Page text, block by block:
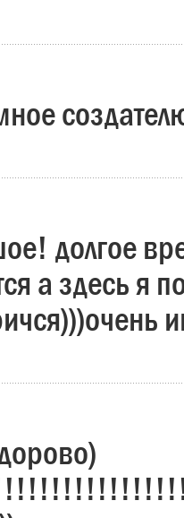
долгое
а здесь я